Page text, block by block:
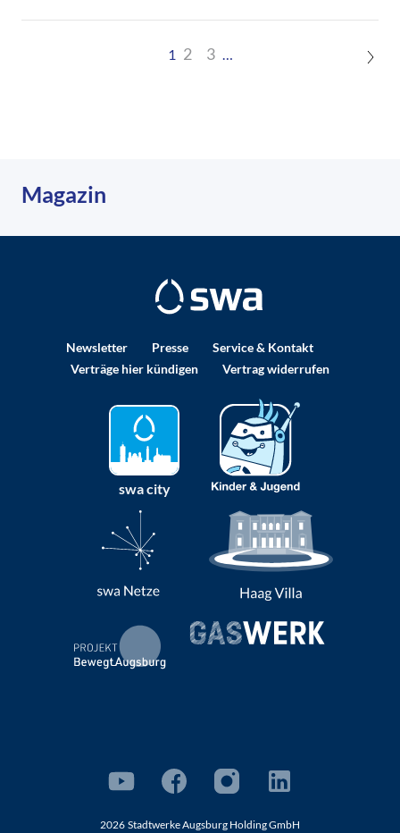
1 2 3 …
Magazin
Newsletter Presse
Service & Kontakt
Verträge hier kündigen
Vertrag widerrufen
swa city
2026 Stadtwerke Augsburg Holding GmbH